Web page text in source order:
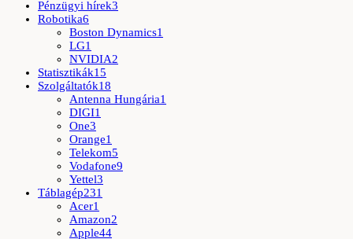
Pénzügyi hírek3
Robotika6
Boston Dynamics1
LG1
NVIDIA2
Statisztikák15
Szolgáltatók18
Antenna Hungária1
DIGI1
One3
Orange1
Telekom5
Vodafone9
Yettel3
Táblagép231
Acer1
Amazon2
Apple44